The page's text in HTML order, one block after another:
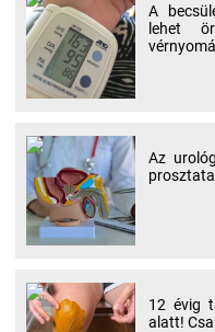
A
lehet
Az
12 évig
alatt!